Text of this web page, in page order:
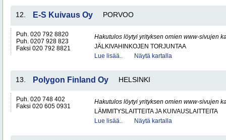
12. E-S Kuivaus Oy PORVOO
Puh. 020 792 8820
Puh. 0207 928 823
Faksi 020 792 8821
Hakutulos löytyi yrityksen omien www-sivujen
JÄLKIVAHINKOJEN TORJUNTAA
Lue lisää..
Näytä kartalla
13. Polygon Finland Oy HELSINKI
Puh. 020 748 402
Faksi 020 605 0931
Hakutulos löytyi yrityksen omien www-sivujen
LÄMMITYSLAITTEITA JA KUIVAUSLAITTEITA
Lue lisää..
Näytä kartalla